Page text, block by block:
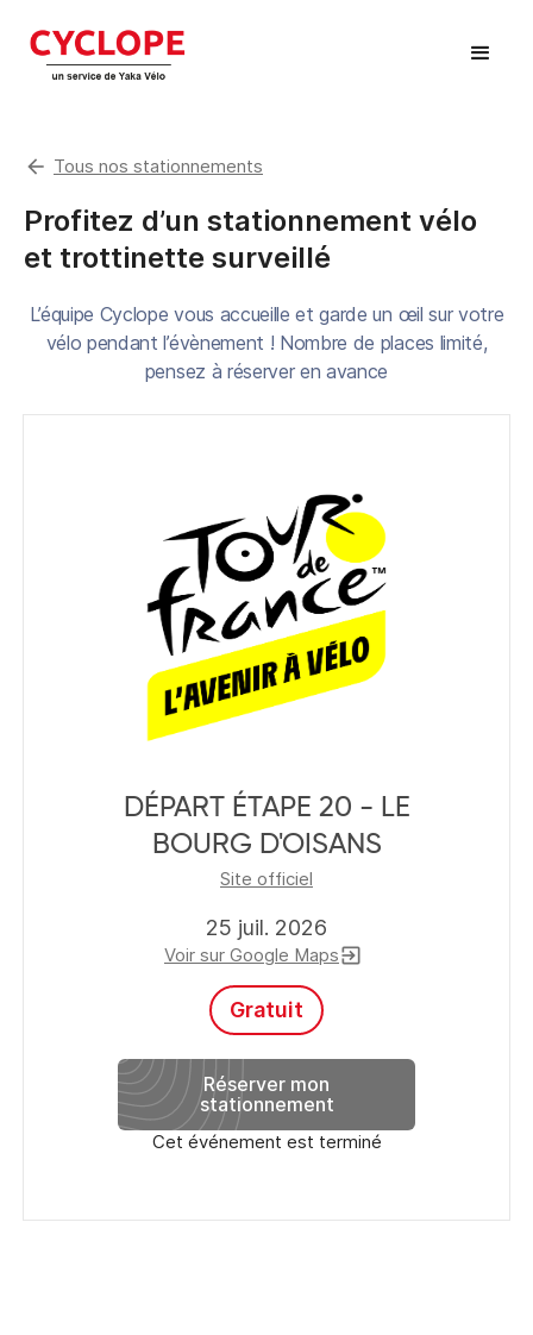
arrow_back Tous nos stationnements
Profitez d’un stationnement vélo
et trottinette surveillé
L’équipe Cyclope vous accueille et garde un œil sur votre
vélo pendant l’évènement ! Nombre de places limité,
pensez à réserver en avance
DÉPART ÉTAPE 20 - LE
BOURG D'OISANS
Site officiel
25 juil. 2026
Voir sur Google Mapsexit_to_app
Gratuit
Réserver mon
stationnement
Cet événement est terminé